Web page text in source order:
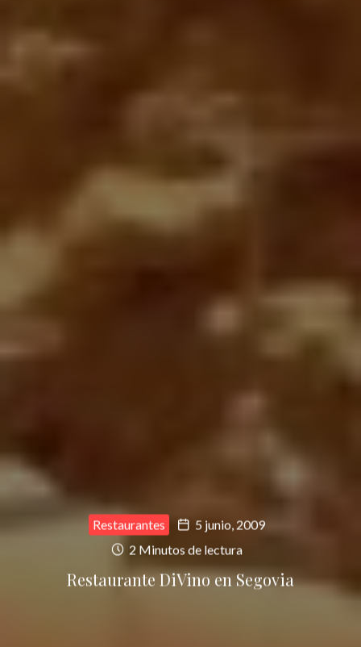
Restaurantes
5 junio, 2009
2 Minutos de lectura
Restaurante DiVino en Segovia